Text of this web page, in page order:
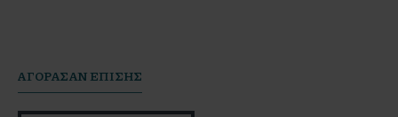
AΓΟΡΆΣΑΝ ΕΠΊΣΗΣ